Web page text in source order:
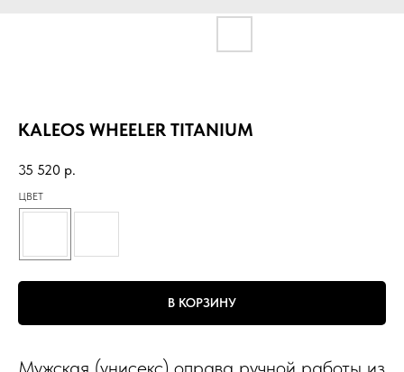
KALEOS WHEELER TITANIUM
35 520 р.
ЦВЕТ
В КОРЗИНУ